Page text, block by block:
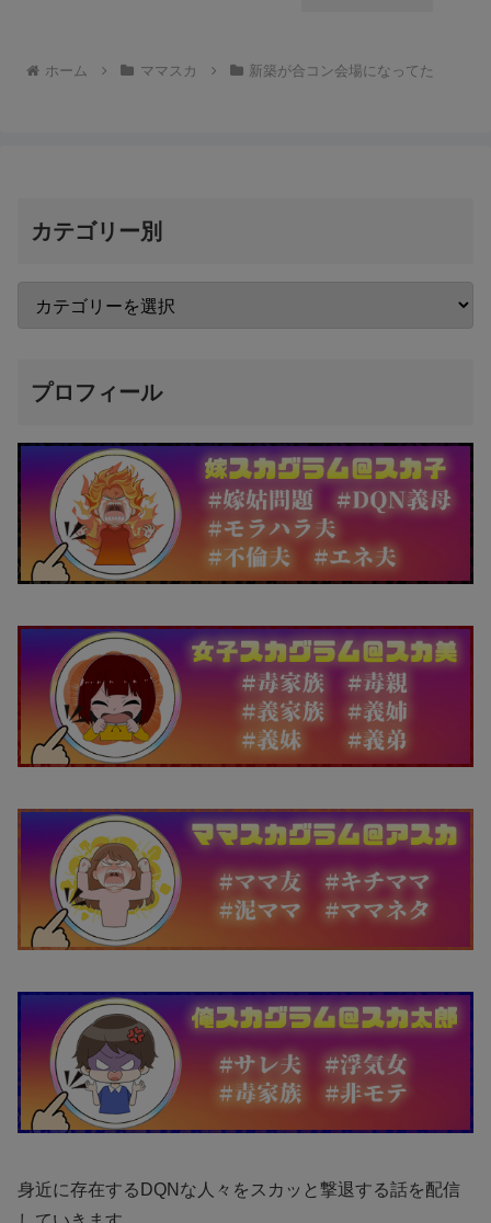
ホーム ママスカ 新築が合コン会場になってた
カテゴリー別
プロフィール
身近に存在するDQNな人々をスカッと撃退する話を配信